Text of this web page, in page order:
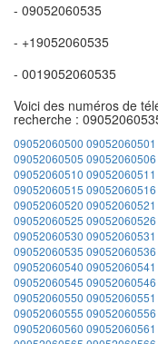
- 09052060535
- +19052060535
- 0019052060535
Voici des numéros de
recherche :
09052060500 09052060501
09052060505 09052060506
09052060510 09052060511
09052060515 09052060516
09052060520 09052060521
09052060525 09052060526
09052060530 09052060531
09052060535 09052060536
09052060540 09052060541
09052060545 09052060546
09052060550 09052060551
09052060555 09052060556
09052060560 09052060561